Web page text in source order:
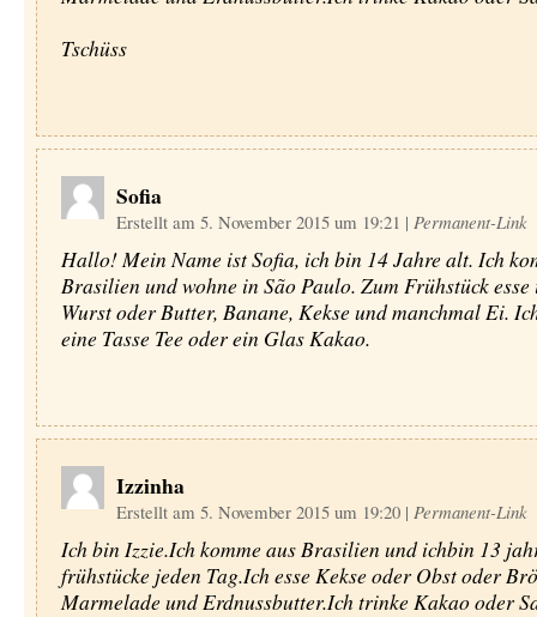
Tschüss
Sofia
Erstellt am 5. November 2015 um 19:21 | Permanent-Link
Hallo! Mein Name ist Sofia, ich bin 14 Jahre alt. Ich
Brasilien und wohne in São Paulo. Zum Frühstück
Wurst oder Butter, Banane, Kekse und manchmal Ei.
eine Tasse Tee oder ein Glas Kakao.
Izzinha
Erstellt am 5. November 2015 um 19:20 | Permanent-Link
Ich bin Izzie.Ich komme aus Brasilien und ichbin 13
frühstücke jeden Tag.Ich esse Kekse oder Obst oder
Marmelade und Erdnussbutter.Ich trinke Kakao oder